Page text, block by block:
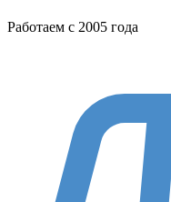
Работаем с 2005 года